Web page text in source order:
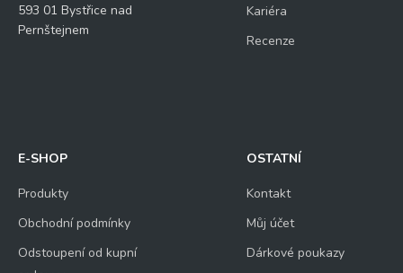
593 01 Bystřice nad
Pernštejnem
Kariéra
Recenze
E-SHOP
Produkty
Obchodní podmínky
Odstoupení od kupní
OSTATNÍ
Kontakt
Můj účet
Dárkové poukazy